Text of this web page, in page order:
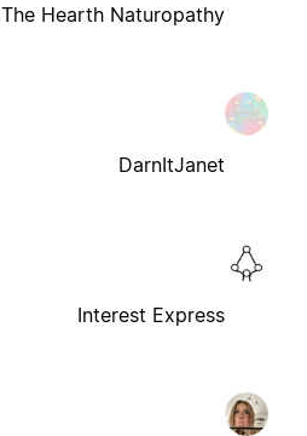
The Hearth Naturopathy
DarnItJanet
Interest Express